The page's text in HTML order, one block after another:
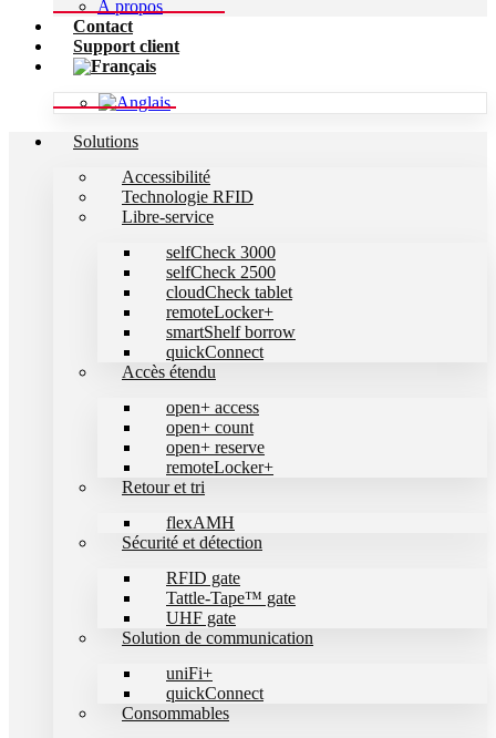
À propos
Contact
Support client
Solutions
Accessibilité
Technologie RFID
Libre-service
selfCheck 3000
selfCheck 2500
cloudCheck tablet
remoteLocker+
smartShelf borrow
quickConnect
Accès étendu
open+ access
open+ count
open+ reserve
remoteLocker+
Retour et tri
flexAMH
Sécurité et détection
RFID gate
Tattle-Tape™ gate
UHF gate
Solution de communication
uniFi+
quickConnect
Consommables